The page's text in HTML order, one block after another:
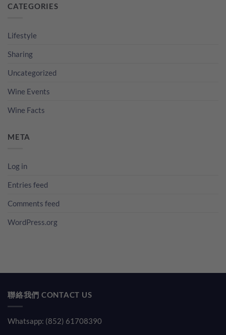
CATEGORIES
Lifestyle
Sharing
Uncategorized
Wine Events
Wine Facts
META
Log in
Entries feed
Comments feed
WordPress.org
聯絡我們 CONTACT US
Whatsapp: (852) 61708390